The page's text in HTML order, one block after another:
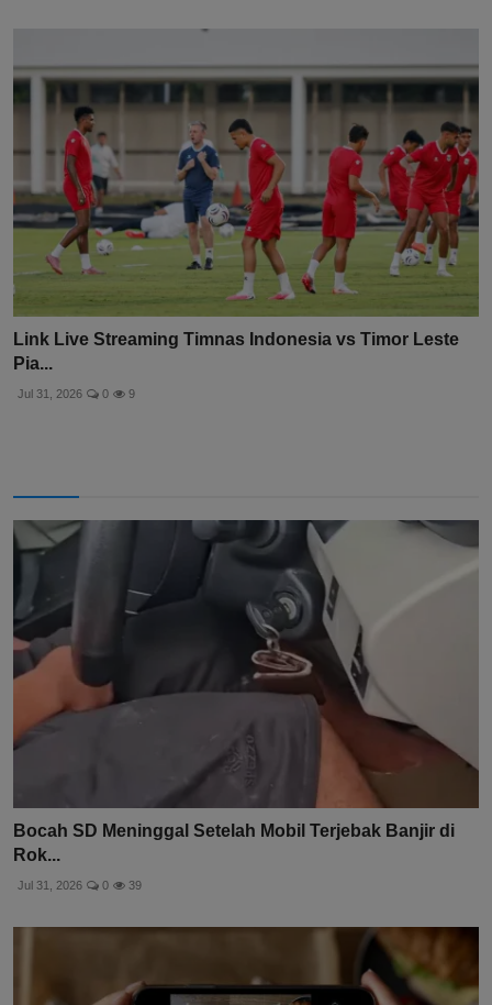
Link Live Streaming Timnas Indonesia vs Timor Leste
Pia...
Jul 31, 2026 0 9
Bocah SD Meninggal Setelah Mobil Terjebak Banjir di
Rok...
Jul 31, 2026 0 39